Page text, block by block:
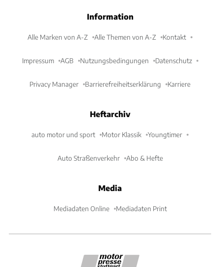
Information
Alle Marken von A-Z Alle Themen von A-Z Kontakt
Impressum AGB Nutzungsbedingungen Datenschutz
Privacy Manager Barrierefreiheitserklärung Karriere
Heftarchiv
auto motor und sport Motor Klassik Youngtimer
Auto Straßenverkehr Abo & Hefte
Media
Mediadaten Online Mediadaten Print